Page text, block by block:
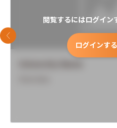
閲覧するにはログイン
ログインする
前のスライド